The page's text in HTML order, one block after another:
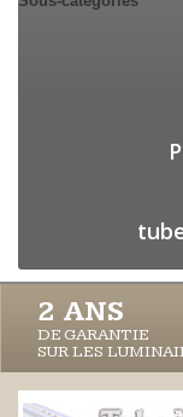
2 ANS
DE GARANTIE
SUR LES